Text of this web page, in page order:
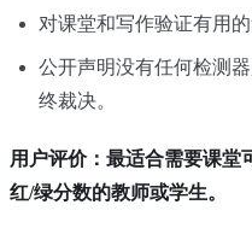
对课堂和写作验证有用的
公开声明没有任何检测
终裁决。
用户评价：最适合需要课堂
红/绿分数的教师或学生。